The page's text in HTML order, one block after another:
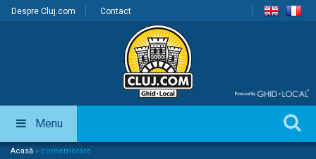
Despre Cluj.com Contact
Menu
Acasă » comemorare